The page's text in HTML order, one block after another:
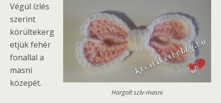
Horgolt szív-masni
Végül ízlés
szerint
körültekerg
etjük fehér
fonallal a
masni
közepét.